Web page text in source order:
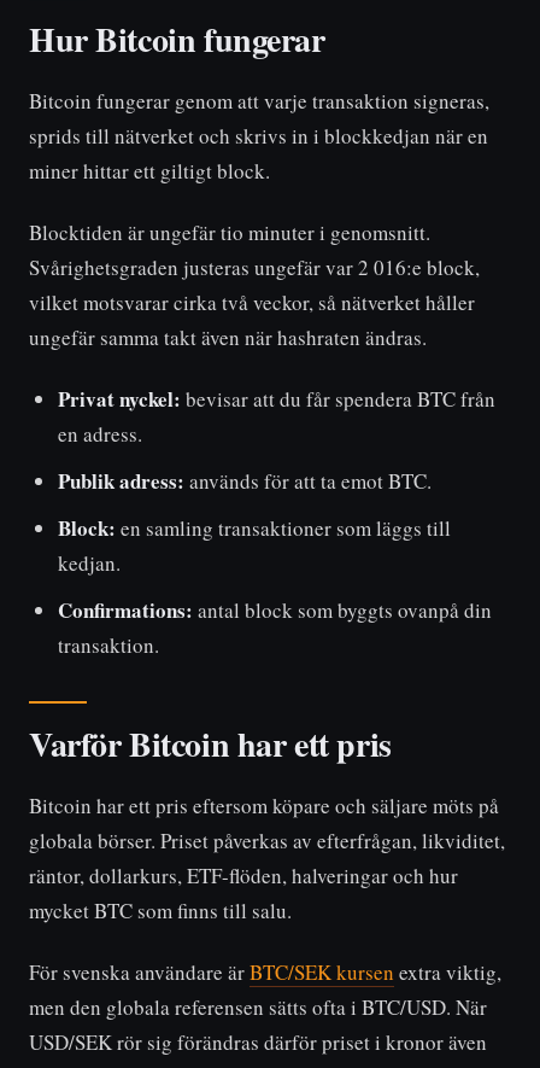
Hur Bitcoin fungerar
Bitcoin fungerar genom att varje transaktion signeras,
sprids till nätverket och skrivs in i blockkedjan när en
miner hittar ett giltigt block.
Blocktiden är ungefär tio minuter i genomsnitt.
Svårighetsgraden justeras ungefär var 2 016:e block,
vilket motsvarar cirka två veckor, så nätverket håller
ungefär samma takt även när hashraten ändras.
Privat nyckel: bevisar att du får spendera BTC från
en adress.
Publik adress: används för att ta emot BTC.
Block: en samling transaktioner som läggs till
kedjan.
Confirmations: antal block som byggts ovanpå din
transaktion.
Varför Bitcoin har ett pris
Bitcoin har ett pris eftersom köpare och säljare möts på
globala börser. Priset påverkas av efterfrågan, likviditet,
räntor, dollarkurs, ETF-flöden, halveringar och hur
mycket BTC som finns till salu.
För svenska användare ärBTC/SEK kursen extra viktig,
men den globala referensen sätts ofta i BTC/USD. När
USD/SEK rör sig förändras därför priset i kronor även